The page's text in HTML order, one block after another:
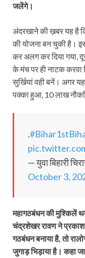
जलेंगे।
अंदरखाने की ख़बर यह है
की योजना बन चुकी है।
कर अलग कर दिया गया,
के मंच पर ही नाटक करवा
सुर्खियां वही बनें। अगर
पक्का हुआ, 10 लाख
.
— युवा बिहारी
October 3,
महागठबंधन की मुश्किलें
चंद्रशेखर रावण ने
गठबंधन बनाया है, तो
जुगाड़ भिड़ाया है। कहा